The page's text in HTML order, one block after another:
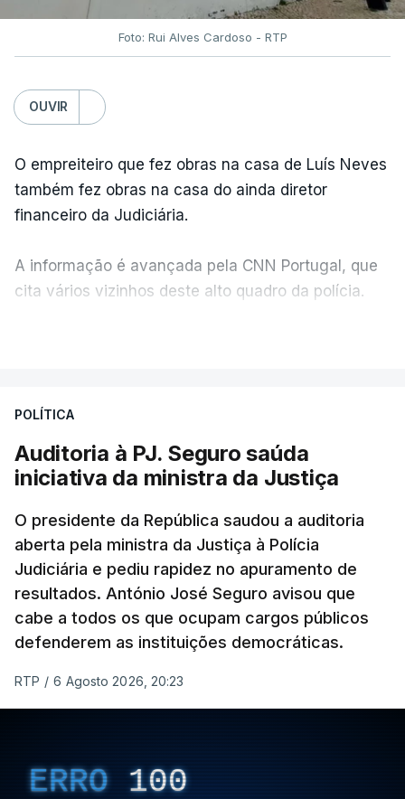
Foto: Rui Alves Cardoso - RTP
OUVIR
O empreiteiro que fez obras na casa de Luís Neves
também fez obras na casa do ainda diretor
financeiro da Judiciária.
A informação é avançada pela CNN Portugal, que
cita vários vizinhos deste alto quadro da polícia.
apreendido numa operação de droga.
POLÍTICA
Auditoria à PJ. Seguro saúda
iniciativa da ministra da Justiça
O presidente da República saudou a auditoria
aberta pela ministra da Justiça à Polícia
Judiciária e pediu rapidez no apuramento de
resultados. António José Seguro avisou que
cabe a todos os que ocupam cargos públicos
defenderem as instituições democráticas.
RTP / 6 Agosto 2026, 20:23
ERRO 100